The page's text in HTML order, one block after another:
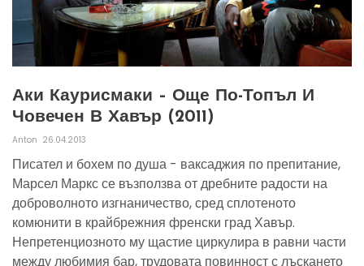
Аки Каурисмаки – Още По-Топъл И
Човечен В Хавър (2011)
Anton 26.04.2013
Писател и бохем по душа - ваксаджия по препитание,
Марсел Маркс се възползва от дребните радости на
доброволното изгнаничество, сред сплотеното
комюнити в крайбрежния френски град Хавър.
Непретенциозното му щастие циркулира в равни части
между любимия бар, трудовата повинност с лъскането